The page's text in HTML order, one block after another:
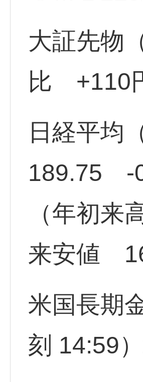
大証先物
比 +110
日経平均
189.75 -
（年初
来安値
米国長期
刻 14:59